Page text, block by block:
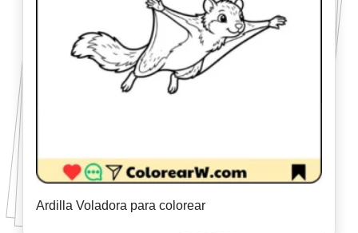
Ardilla Voladora para colorear